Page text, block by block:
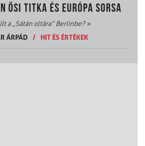
ŐSI TITKA ÉS EURÓPA SORSA
a „Sátán oltára” Berlinbe?»
ÁRPÁD
/ HIT ÉS ÉRTÉKEK